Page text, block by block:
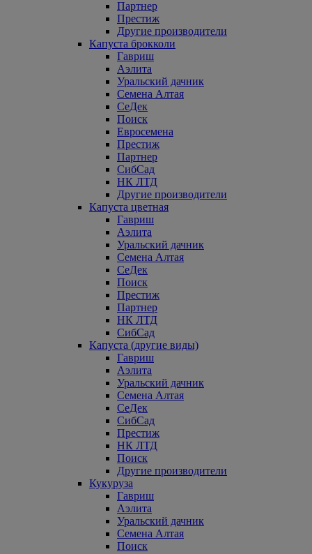
Партнер
Престиж
Другие производители
Капуста брокколи
Гавриш
Аэлита
Уральский дачник
Семена Алтая
СеДек
Поиск
Евросемена
Престиж
Партнер
СибСад
НК ЛТД
Другие производители
Капуста цветная
Гавриш
Аэлита
Уральский дачник
Семена Алтая
СеДек
Поиск
Престиж
Партнер
НК ЛТД
СибСад
Капуста (другие виды)
Гавриш
Аэлита
Уральский дачник
Семена Алтая
СеДек
СибСад
Престиж
НК ЛТД
Поиск
Другие производители
Кукуруза
Гавриш
Аэлита
Уральский дачник
Семена Алтая
Поиск